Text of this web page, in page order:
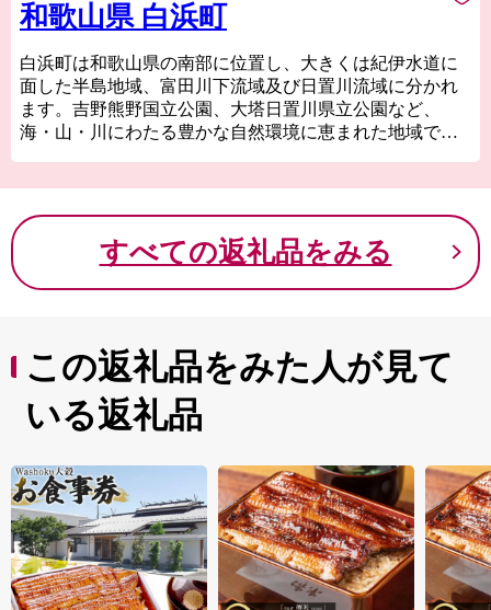
和歌山県 白浜町
白浜町は和歌山県の南部に位置し、大きくは紀伊水道に
面した半島地域、富田川下流域及び日置川流域に分かれ
ます。吉野熊野国立公園、大塔日置川県立公園など、
海・山・川にわたる豊かな自然環境に恵まれた地域でも
です。
関西屈指のリゾート地である白浜町は、近年ワーケーシ
ョンの聖地と呼ばれ、日本三古湯の白浜温泉や、関西屈
指のビーチである白良浜海水浴場、「こころにスマイ
です。
そんな白浜町でウェルビーイングが高まるひとときをお
過ごしください。
すべての返礼品をみる
この返礼品をみた人が見て
いる返礼品